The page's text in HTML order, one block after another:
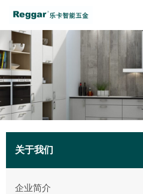
关于我们
企业简介